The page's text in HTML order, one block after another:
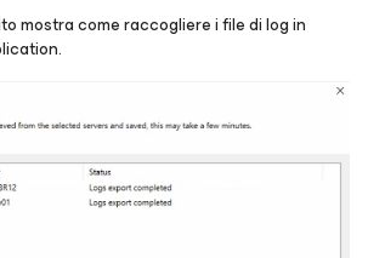
mostra come raccogliere i file di log in